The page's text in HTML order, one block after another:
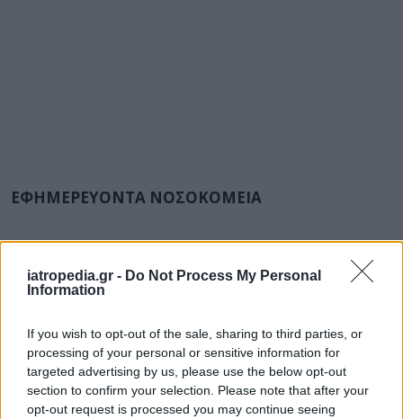
iatropedia.gr - Do Not Process My Personal
Information
If you wish to opt-out of the sale, sharing to third parties, or
processing of your personal or sensitive information for
targeted advertising by us, please use the below opt-out
section to confirm your selection. Please note that after your
opt-out request is processed you may continue seeing
ΕΦΗΜΕΡΕΥΟΝΤΑ ΝΟΣΟΚΟΜΕΙΑ